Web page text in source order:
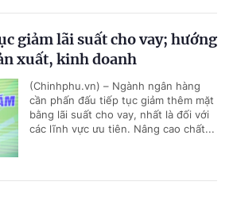
giảm lãi suất cho vay; hướng
xuất, kinh doanh
(Chinhphu.vn) – Ngành ngân hàng
cần phấn đấu tiếp tục giảm thêm mặt
bằng lãi suất cho vay, nhất là đối với
các lĩnh vực ưu tiên. Nâng cao chất...